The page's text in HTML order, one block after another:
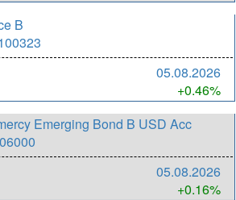
B
05.08.2026
+0.46%
Emerging Bond B USD Acc
05.08.2026
+0.16%